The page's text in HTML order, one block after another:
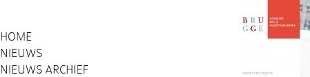
HOME
NIEUWS
NIEUWS ARCHIEF